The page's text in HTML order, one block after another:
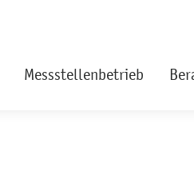
Messstellenbetrieb